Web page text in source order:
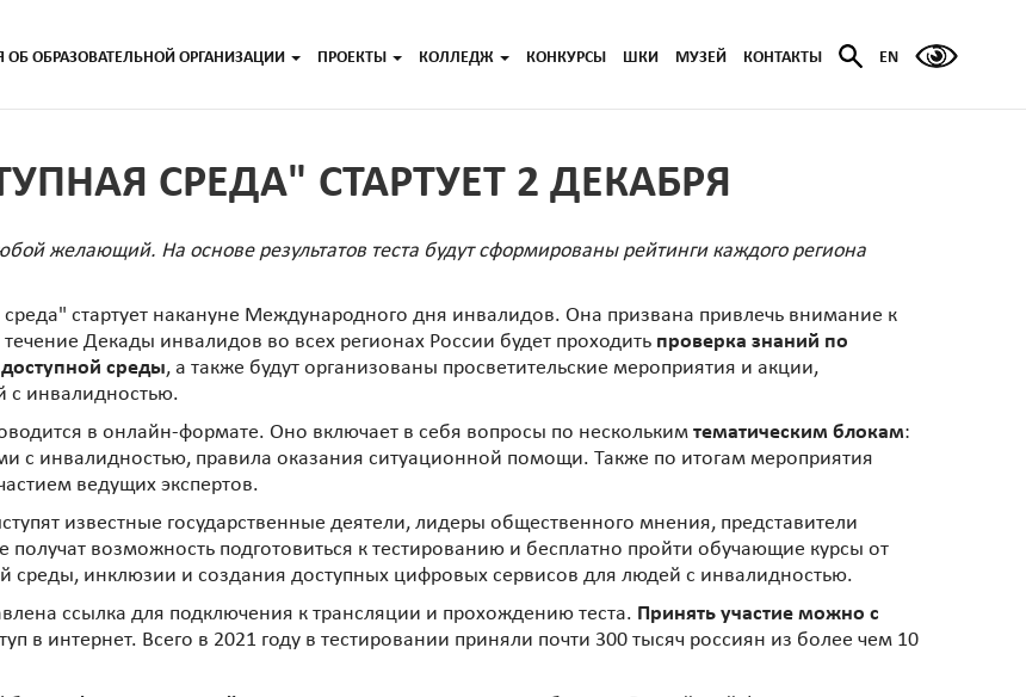
ОБ ОБРАЗОВАТЕЛЬНОЙ ОРГАНИЗАЦИИ ПРОЕКТЫ КОЛЛЕДЖ КОНКУРСЫ ШКИ МУЗЕЙ КОНТАКТЫ EN
СРЕДА" СТАРТУЕТ 2 ДЕКАБРЯ
желающий. На основе результатов теста будут сформированы рейтинги каждого региона
стартует накануне Международного дня инвалидов. Она призвана привлечь внимание к
Декады инвалидов во всех регионах России будет проходить проверка знаний по
среды, а также будут организованы просветительские мероприятия и акции,
с инвалидностью.
в онлайн-формате. Оно включает в себя вопросы по нескольким тематическим блокам:
с инвалидностью, правила оказания ситуационной помощи. Также по итогам мероприятия
ведущих экспертов.
известные государственные деятели, лидеры общественного мнения, представители
получат возможность подготовиться к тестированию и бесплатно пройти обучающие курсы от
среды, инклюзии и создания доступных цифровых сервисов для людей с инвалидностью.
ссылка для подключения к трансляции и прохождению теста. Принять участие можно с
в интернет. Всего в 2021 году в тестировании приняли почти 300 тысяч россиян из более чем 10